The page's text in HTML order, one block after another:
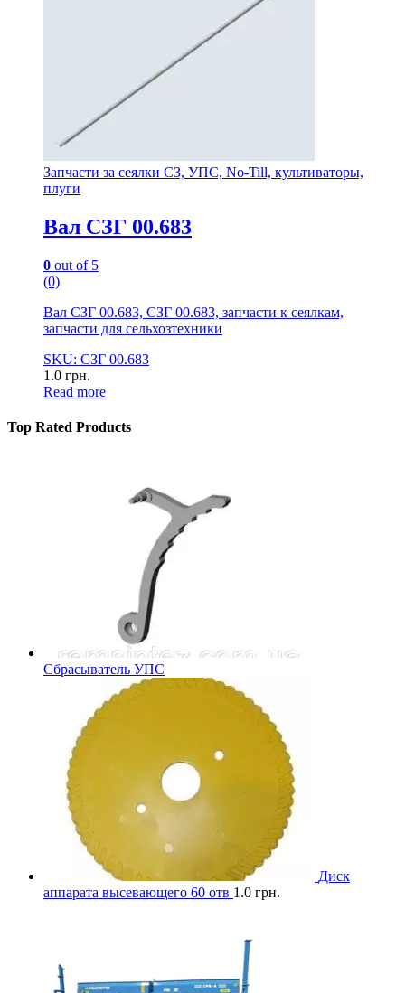
Запчасти за сеялки СЗ, УПС, No-Till, культиваторы,
плуги
Вал СЗГ 00.683
0 out of 5
(0)
Вал СЗГ 00.683, СЗГ 00.683, запчасти к сеялкам,
запчасти для сельхозтехники
SKU: СЗГ 00.683
1.0 грн.
Read more
Top Rated Products
Сбрасыватель УПС
Диск
аппарата высевающего 60 отв 1.0 грн.